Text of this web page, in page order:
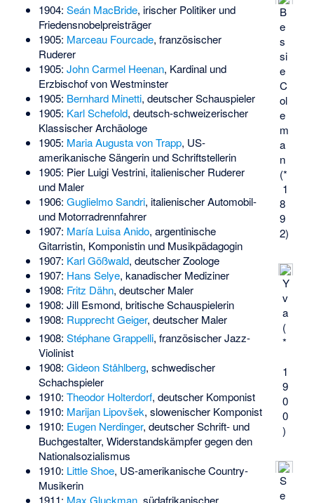
B
e
s
si
e
C
ol
e
m
a
n
(*
1
8
9
2)
Y
v
a
(
*
1
9
0
0
)
S
e
1904: Seán MacBride, irischer Politiker und
Friedensnobelpreisträger
1905: Marceau Fourcade, französischer
Ruderer
1905: John Carmel Heenan, Kardinal und
Erzbischof von Westminster
1905: Bernhard Minetti, deutscher Schauspieler
1905: Karl Schefold, deutsch-schweizerischer
Klassischer Archäologe
1905: Maria Augusta von Trapp, US-
amerikanische Sängerin und Schriftstellerin
1905: Pier Luigi Vestrini, italienischer Ruderer
und Maler
1906: Guglielmo Sandri, italienischer Automobil-
und Motorradrennfahrer
1907: María Luisa Anido, argentinische
Gitarristin, Komponistin und Musikpädagogin
1907: Karl Gößwald, deutscher Zoologe
1907: Hans Selye, kanadischer Mediziner
1908: Fritz Dähn, deutscher Maler
1908: Jill Esmond, britische Schauspielerin
1908: Rupprecht Geiger, deutscher Maler
1908: Stéphane Grappelli, französischer Jazz-
Violinist
1908: Gideon Ståhlberg, schwedischer
Schachspieler
1910: Theodor Holterdorf, deutscher Komponist
1910: Marijan Lipovšek, slowenischer Komponist
1910: Eugen Nerdinger, deutscher Schrift- und
Buchgestalter, Widerstandskämpfer gegen den
Nationalsozialismus
1910: Little Shoe, US-amerikanische Country-
Musikerin
1911: Max Gluckman, südafrikanischer